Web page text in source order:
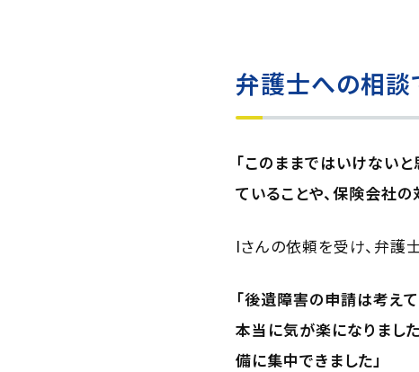
弁護士への相
「このままではいけない
ていることや、保険会社
Iさんの依頼を受け、弁護
「後遺障害の申請は考え
本当に気が楽になりまし
備に集中できました」